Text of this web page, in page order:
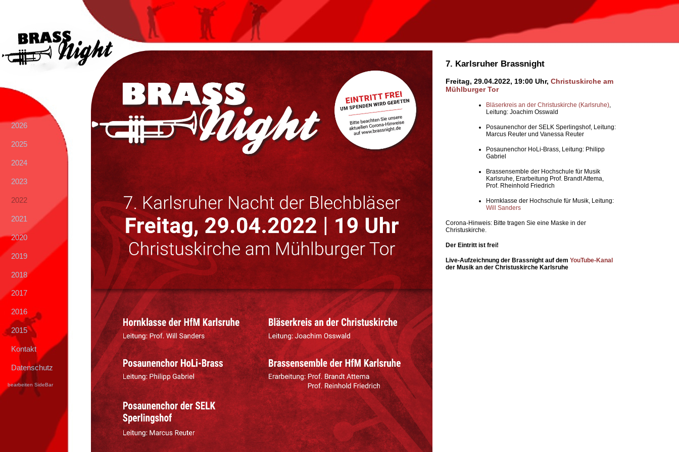
2026
2025
2024
2023
2022
2021
2020
2019
2018
2017
2016
2015
Kontakt
Datenschutz
bearbeiten SideBar
7. Karlsruher Brassnight
Freitag, 29.04.2022, 19:00 Uhr, Christuskirche am
Mühlburger Tor
Bläserkreis an der Christuskirche (Karlsruhe),
Leitung: Joachim Osswald
Posaunenchor der SELK Sperlingshof, Leitung:
Marcus Reuter und Vanessa Reuter
Posaunenchor HoLi-Brass, Leitung: Philipp
Gabriel
Brassensemble der Hochschule für Musik
Karlsruhe, Erarbeitung Prof. Brandt Attema,
Prof. Rheinhold Friedrich
Hornklasse der Hochschule für Musik, Leitung:
Will Sanders
Corona-Hinweis: Bitte tragen Sie eine Maske in der
Christuskirche.
Der Eintritt ist frei!
Live-Aufzeichnung der Brassnight auf dem YouTube-Kanal
der Musik an der Christuskirche Karlsruhe